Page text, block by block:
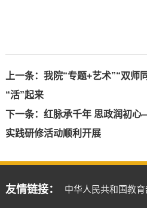
上一条： 我院“专题+艺术”“双师
“活”起来
下一条： 红脉承千年 思政润初
实践研修活动顺利开展
友情链接： 中华人民共和国教育